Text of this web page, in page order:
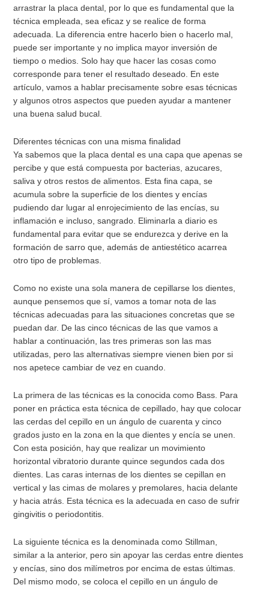
arrastrar la placa dental, por lo que es fundamental que la
técnica empleada, sea eficaz y se realice de forma
adecuada. La diferencia entre hacerlo bien o hacerlo mal,
puede ser importante y no implica mayor inversión de
tiempo o medios. Solo hay que hacer las cosas como
corresponde para tener el resultado deseado. En este
artículo, vamos a hablar precisamente sobre esas técnicas
y algunos otros aspectos que pueden ayudar a mantener
una buena salud bucal.
Diferentes técnicas con una misma finalidad
Ya sabemos que la placa dental es una capa que apenas se
percibe y que está compuesta por bacterias, azucares,
saliva y otros restos de alimentos. Esta fina capa, se
acumula sobre la superficie de los dientes y encías
pudiendo dar lugar al enrojecimiento de las encías, su
inflamación e incluso, sangrado. Eliminarla a diario es
fundamental para evitar que se endurezca y derive en la
formación de sarro que, además de antiestético acarrea
otro tipo de problemas.
Como no existe una sola manera de cepillarse los dientes,
aunque pensemos que sí, vamos a tomar nota de las
técnicas adecuadas para las situaciones concretas que se
puedan dar. De las cinco técnicas de las que vamos a
hablar a continuación, las tres primeras son las mas
utilizadas, pero las alternativas siempre vienen bien por si
nos apetece cambiar de vez en cuando.
La primera de las técnicas es la conocida como Bass. Para
poner en práctica esta técnica de cepillado, hay que colocar
las cerdas del cepillo en un ángulo de cuarenta y cinco
grados justo en la zona en la que dientes y encía se unen.
Con esta posición, hay que realizar un movimiento
horizontal vibratorio durante quince segundos cada dos
dientes. Las caras internas de los dientes se cepillan en
vertical y las cimas de molares y premolares, hacia delante
y hacia atrás. Esta técnica es la adecuada en caso de sufrir
gingivitis o periodontitis.
La siguiente técnica es la denominada como Stillman,
similar a la anterior, pero sin apoyar las cerdas entre dientes
y encías, sino dos milímetros por encima de estas últimas.
Del mismo modo, se coloca el cepillo en un ángulo de